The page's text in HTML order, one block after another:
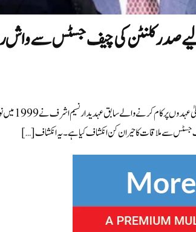
صدر کلنٹن کی چیف جسٹس سے واش
اردو انٹرنیشنل
جسٹس سے ملاقات کا حیران کن انکشاف کیا ہے۔ یہ انکشاف […]